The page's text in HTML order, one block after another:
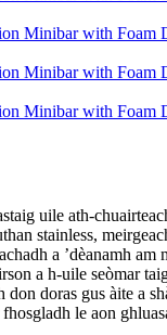
uile ath-
stainless,
a ’dèanamh am
a h-uile seòmar
don doras gus àite a
le aon